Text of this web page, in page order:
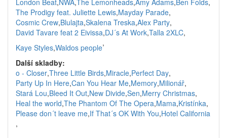
London Beat,NWA,The Lemonheads,Amy Adams,Ben Folds,
The Prodigy feat. Juliette Lewis,Mayday Parade,
Cosmic Crew,Blulajta,Skalena Treska,Alex Party,
David Tavare feat 2 Eivissa,DJ´s At Work,Talla 2XLC,
Kaye Styles,Waldos people,
Další skladby:
o - Closer,Three Little Birds,Miracle,Perfect Day,
Party Up In Here,Can You Hear Me,Memory,Milionář,
Stará Lou,Bleed It Out,New Divide,Sen,Merry Christmas,
Heal the world,The Phantom Of The Opera,Mama,Kristínka,
Please don´t leave me,If That´s OK With You,Hotel California
,